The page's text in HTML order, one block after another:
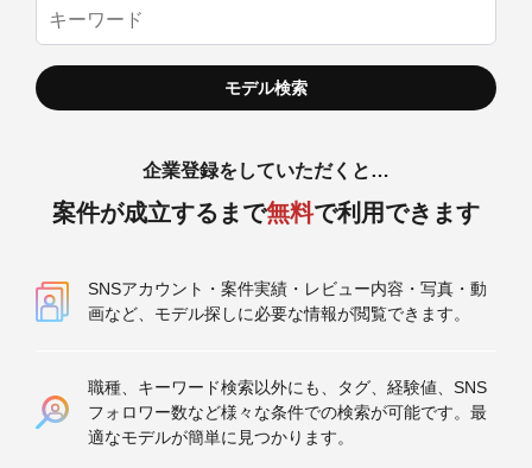
企業登録をしていただくと…
案件が成立するまで無料で利用できます
SNSアカウント・案件実績・レビュー内容・写真・動
画など、モデル探しに必要な情報が閲覧できます。
職種、キーワード検索以外にも、タグ、経験値、SNS
フォロワー数など様々な条件での検索が可能です。最
適なモデルが簡単に見つかります。